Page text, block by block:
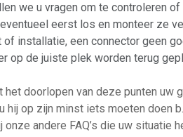
we u vragen om te controleren
eerst los en monteer ze
installatie, een connector geen
op de juiste plek worden terug
het doorlopen van deze punten uw
hij op zijn minst iets moeten doen
onze andere FAQ’s die uw situatie